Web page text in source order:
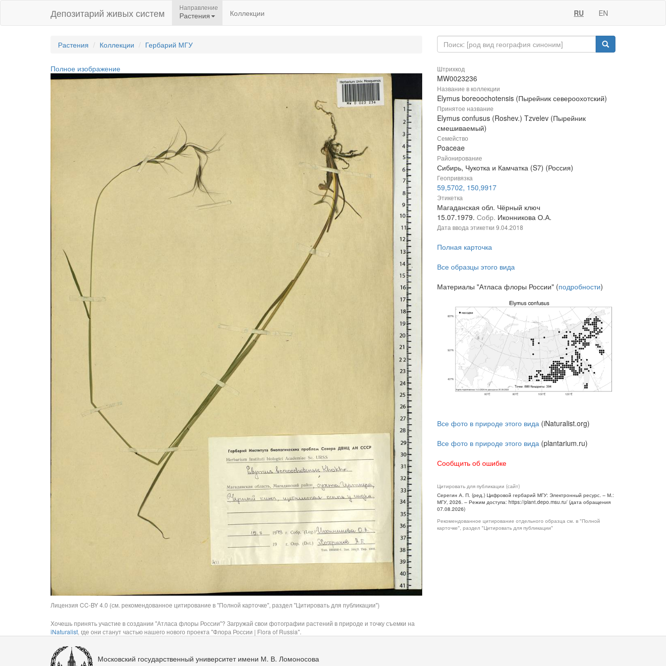
Депозитарий живых систем Направление
Растения Коллекции RU EN
Растения Коллекции Гербарий МГУ
Полное изображение
Лицензия CC-BY 4.0 (см. рекомендованное цитирование в "Полной карточке", раздел "Цитировать для публикации")
Хочешь принять участие в создании "Атласа флоры России"? Загружай свои фотографии растений в природе и точку съемки на
iNaturalist, где они станут частью нашего нового проекта "Флора России | Flora of Russia".
Штрихкод
MW0023236
Название в коллекции
Elymus boreoochotensis (Пырейник североохотский)
Принятое название
Elymus confusus (Roshev.) Tzvelev (Пырейник
смешиваемый)
Семейство
Poaceae
Районирование
Сибирь, Чукотка и Камчатка (S7) (Россия)
Геопривязка
59,5702, 150,9917
Этикетка
Магаданская обл. Чёрный ключ
15.07.1979. Собр. Иконникова О.А.
Дата ввода этикетки 9.04.2018
Полная карточка
Все образцы этого вида
Материалы "Атласа флоры России" (подробности)
Все фото в природе этого вида (iNaturalist.org)
Все фото в природе этого вида (plantarium.ru)
Сообщить об ошибке
Цитировать для публикации (сайт)
Серегин А. П. (ред.) Цифровой гербарий МГУ: Электронный ресурс. – М.:
МГУ, 2026. – Режим доступа: https://plant.depo.msu.ru/ (дата обращения
07.08.2026)
Рекомендованное цитирование отдельного образца см. в "Полной
карточке", раздел "Цитировать для публикации"
Московский государственный университет имени М. В. Ломоносова